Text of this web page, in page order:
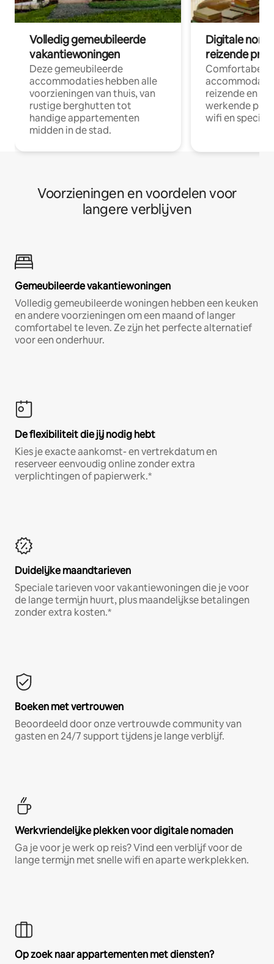
Volledig gemeubileerde
vakantiewoningen
Deze gemeubileerde
accommodaties hebben alle
voorzieningen van thuis, van
rustige berghutten tot
handige appartementen
midden in de stad.
Digitale
reizende
Comfortabele
reizende en
werkende
wifi en
Voorzieningen en voordelen voor
langere verblijven
Gemeubileerde vakantiewoningen
Volledig gemeubileerde woningen hebben een keuken
en andere voorzieningen om een maand of langer
comfortabel te leven. Ze zijn het perfecte alternatief
voor een onderhuur.
De flexibiliteit die jij nodig hebt
Kies je exacte aankomst- en vertrekdatum en
reserveer eenvoudig online zonder extra
verplichtingen of papierwerk.*
Duidelijke maandtarieven
Speciale tarieven voor vakantiewoningen die je voor
de lange termijn huurt, plus maandelijkse betalingen
zonder extra kosten.*
Boeken met vertrouwen
Beoordeeld door onze vertrouwde community van
gasten en 24/7 support tijdens je lange verblijf.
Werkvriendelijke plekken voor digitale nomaden
Ga je voor je werk op reis? Vind een verblijf voor de
lange termijn met snelle wifi en aparte werkplekken.
Op zoek naar appartementen met diensten?